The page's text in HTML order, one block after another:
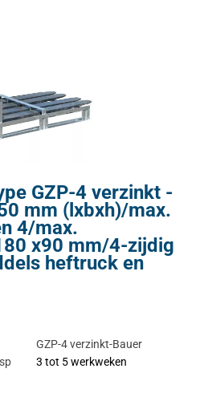
GZP-4 verzinkt -
mm (lxbxh)/max.
4/max.
x90 mm/4-zijdig
heftruck en
GZP-4 verzinkt-Bauer
3 tot 5 werkweken